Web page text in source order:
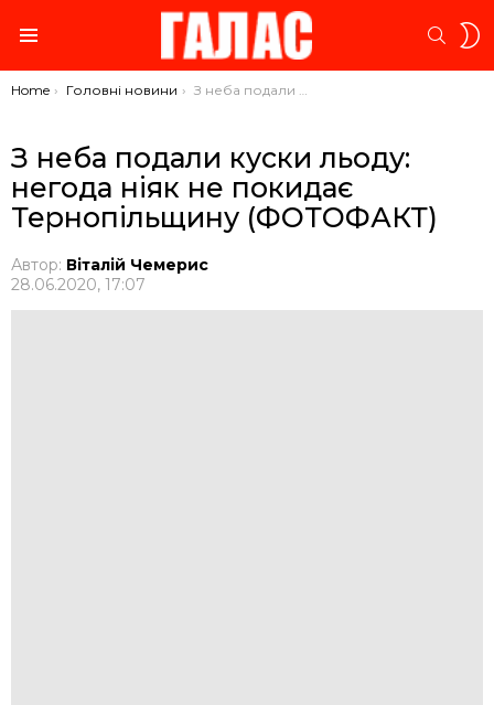
You are here:
Home Головні новини З неба подали куски льоду: негода ніяк не покидає Тернопільщину (ФОТОФАКТ)
З неба подали куски льоду:
негода ніяк не покидає
Тернопільщину (ФОТОФАКТ)
Автор: Віталій Чемерис
28.06.2020, 17:07